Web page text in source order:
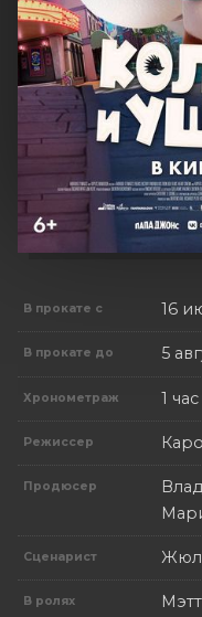
В прокате с 16
В прокате до 5
Хронометраж 1
Режиссер
Продюсер
Сценарист
В ролях